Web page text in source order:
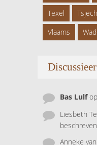
Texel
Vlaams
Bas Lulfop
Liesbeth
Anneke